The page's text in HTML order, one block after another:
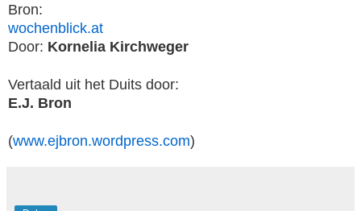
Bron:
wochenblick.at
Door: Kornelia Kirchweger
Vertaald uit het Duits door:
E.J. Bron
(www.ejbron.wordpress.com)